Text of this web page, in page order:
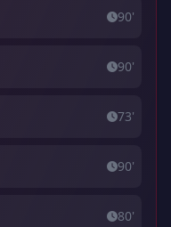
90'
90'
73'
90'
80'